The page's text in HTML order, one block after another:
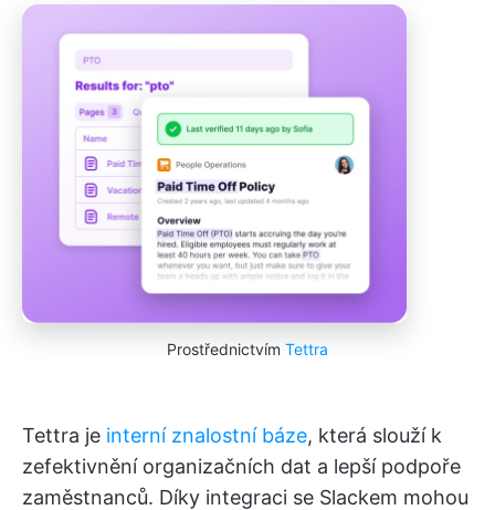
Prostřednictvím Tettra
Tettra je interní znalostní báze, která slouží k
zefektivnění organizačních dat a lepší podpoře
zaměstnanců. Díky integraci se Slackem mohou